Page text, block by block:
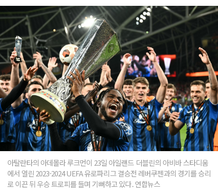
아탈란타의 아데몰라 루크먼이 23일 아일랜드 더블린의 아비바 스타디움
에서 열린 2023-2024 UEFA 유로파리그 결승전 레버쿠젠과의 경기를 승리
로 이끈 뒤 우승 트로피를 들며 기뻐하고 있다. 연합뉴스